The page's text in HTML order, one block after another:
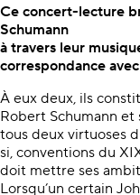
À propos du
Ce concert-lecture
Schumann
à travers leur
correspondance
À eux deux, ils
Robert Schumann et
tous deux virtuoses
si, conventions du
doit mettre ses
Lorsqu’un certain